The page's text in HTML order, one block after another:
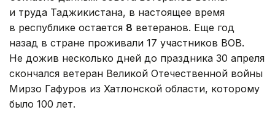
и труда Таджикистана, в настоящее время
в республике остается 8 ветеранов. Еще год
назад в стране проживали 17 участников ВОВ.
Не дожив несколько дней до праздника 30 апреля
скончался ветеран Великой Отечественной войны
Мирзо Гафуров из Хатлонской области, которому
было 100 лет.